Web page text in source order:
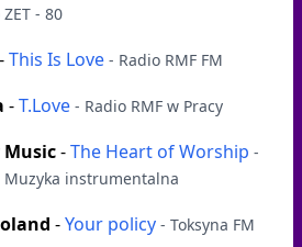
- 80
-This Is Love - Radio RMF FM
-T.Love - Radio RMF w Pracy
-The Heart of Worship -
Muzyka instrumentalna
-Your policy - Toksyna FM